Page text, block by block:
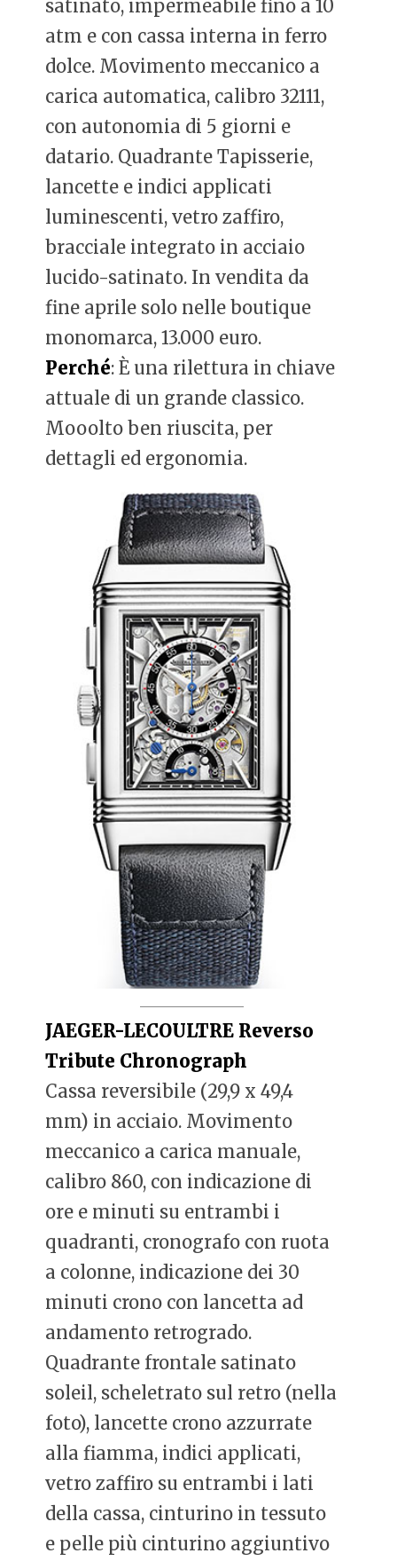
satinato, impermeabile fino a 10
atm e con cassa interna in ferro
dolce. Movimento meccanico a
carica automatica, calibro 32111,
con autonomia di 5 giorni e
datario. Quadrante Tapisserie,
lancette e indici applicati
luminescenti, vetro zaffiro,
bracciale integrato in acciaio
lucido-satinato. In vendita da
fine aprile solo nelle boutique
monomarca, 13.000 euro.
Perché: È una rilettura in chiave
attuale di un grande classico.
Mooolto ben riuscita, per
dettagli ed ergonomia.
JAEGER-LECOULTRE Reverso
Tribute Chronograph
Cassa reversibile (29,9 x 49,4
mm) in acciaio. Movimento
meccanico a carica manuale,
calibro 860, con indicazione di
ore e minuti su entrambi i
quadranti, cronografo con ruota
a colonne, indicazione dei 30
minuti crono con lancetta ad
andamento retrogrado.
Quadrante frontale satinato
soleil, scheletrato sul retro (nella
foto), lancette crono azzurrate
alla fiamma, indici applicati,
vetro zaffiro su entrambi i lati
della cassa, cinturino in tessuto
e pelle più cinturino aggiuntivo